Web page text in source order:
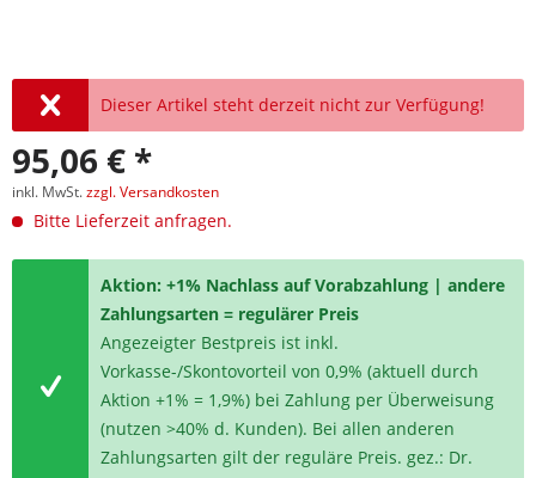
Dieser Artikel steht derzeit nicht zur Verfügung!
95,06 € *
inkl. MwSt.zzgl. Versandkosten
Bitte Lieferzeit anfragen.
Aktion: +1% Nachlass auf Vorabzahlung | andere
Zahlungsarten = regulärer Preis
Angezeigter Bestpreis ist inkl.
Vorkasse-/Skontovorteil von 0,9% (aktuell durch
Aktion +1% = 1,9%) bei Zahlung per Überweisung
(nutzen >40% d. Kunden). Bei allen anderen
Zahlungsarten gilt der reguläre Preis. gez.: Dr.